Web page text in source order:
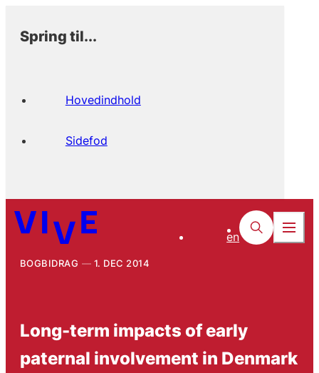
Spring til...
Hovedindhold
Sidefod
en
BOGBIDRAG 1. DEC 2014
Long-term impacts of early
paternal involvement in Denmark